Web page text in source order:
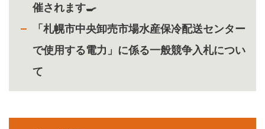
催されます🍳
「札幌市中央卸売市場水産保冷配送センター
で使用する電力」に係る一般競争入札につい
て